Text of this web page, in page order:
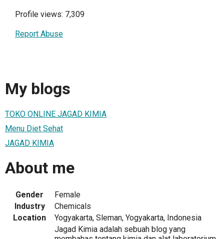
Profile views: 7,309
Report Abuse
My blogs
TOKO ONLINE JAGAD KIMIA
Menu Diet Sehat
JAGAD KIMIA
About me
Gender
Female
Industry
Chemicals
Location
Yogyakarta, Sleman, Yogyakarta, Indonesia
Jagad Kimia adalah sebuah blog yang